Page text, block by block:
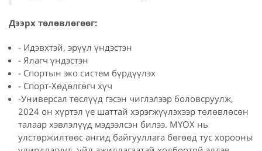
Дээрх төлөвлөгөөг:
- Идэвхтэй, эрүүл үндэстэн
- Ялагч үндэстэн
- Спортын эко систем бүрдүүлэх
- Спорт-Хөдөлгөгч хүч
-Универсал төслүүд гэсэн чиглэлээр боловсруулж,
2024 он хүртэл үе шаттай хэрэгжүүлэхээр төлөвлөсөн
талаар хэвлэлүүд мэдээлсэн билээ. МҮОХ нь
улстөржилтөөс ангид байгууллага бөгөөд тус хорооны